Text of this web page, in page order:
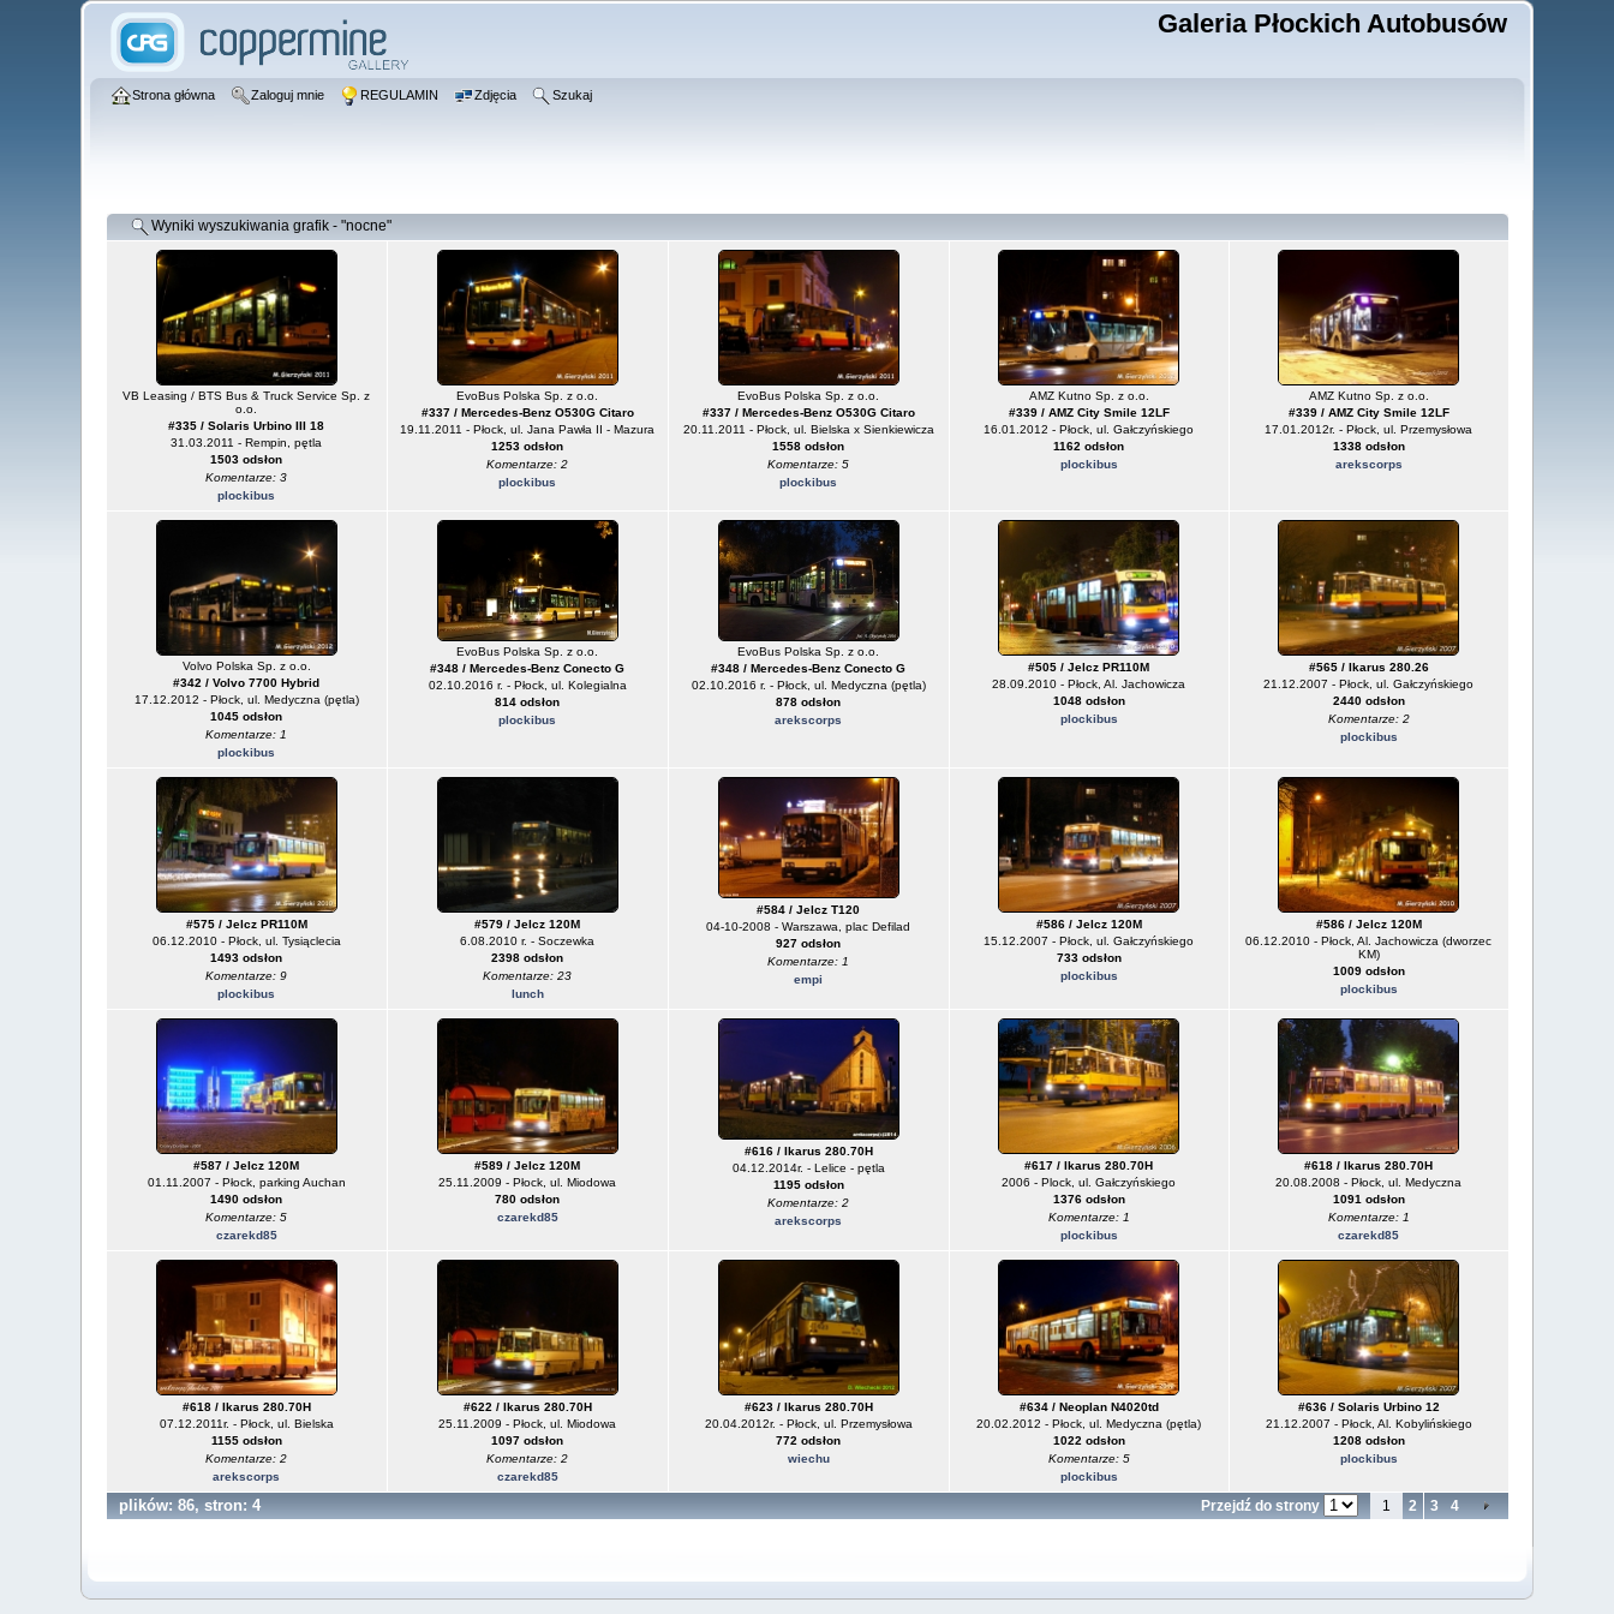
Galeria Płockich Autobusów
Strona główna Zaloguj mnie REGULAMIN Zdjęcia Szukaj
Wyniki wyszukiwania grafik - "nocne"
VB Leasing / BTS Bus & Truck Service Sp. z
o.o.
#335 / Solaris Urbino III 18
31.03.2011 - Rempin, pętla
1503 odsłon
Komentarze: 3
plockibus
EvoBus Polska Sp. z o.o.
#337 / Mercedes-Benz O530G Citaro
19.11.2011 - Płock, ul. Jana Pawła II - Mazura
1253 odsłon
Komentarze: 2
plockibus
EvoBus Polska Sp. z o.o.
#337 / Mercedes-Benz O530G Citaro
20.11.2011 - Płock, ul. Bielska x Sienkiewicza
1558 odsłon
Komentarze: 5
plockibus
AMZ Kutno Sp. z o.o.
#339 / AMZ City Smile 12LF
16.01.2012 - Płock, ul. Gałczyńskiego
1162 odsłon
plockibus
AMZ Kutno Sp. z o.o.
#339 / AMZ City Smile 12LF
17.01.2012r. - Płock, ul. Przemysłowa
1338 odsłon
arekscorps
Volvo Polska Sp. z o.o.
#342 / Volvo 7700 Hybrid
17.12.2012 - Płock, ul. Medyczna (pętla)
1045 odsłon
Komentarze: 1
plockibus
EvoBus Polska Sp. z o.o.
#348 / Mercedes-Benz Conecto G
02.10.2016 r. - Płock, ul. Kolegialna
814 odsłon
plockibus
EvoBus Polska Sp. z o.o.
#348 / Mercedes-Benz Conecto G
02.10.2016 r. - Płock, ul. Medyczna (pętla)
878 odsłon
arekscorps
#505 / Jelcz PR110M
28.09.2010 - Płock, Al. Jachowicza
1048 odsłon
plockibus
#565 / Ikarus 280.26
21.12.2007 - Płock, ul. Gałczyńskiego
2440 odsłon
Komentarze: 2
plockibus
#575 / Jelcz PR110M
06.12.2010 - Płock, ul. Tysiąclecia
1493 odsłon
Komentarze: 9
plockibus
#579 / Jelcz 120M
6.08.2010 r. - Soczewka
2398 odsłon
Komentarze: 23
lunch
#584 / Jelcz T120
04-10-2008 - Warszawa, plac Defilad
927 odsłon
Komentarze: 1
empi
#586 / Jelcz 120M
15.12.2007 - Płock, ul. Gałczyńskiego
733 odsłon
plockibus
#586 / Jelcz 120M
06.12.2010 - Płock, Al. Jachowicza (dworzec
KM)
1009 odsłon
plockibus
#587 / Jelcz 120M
01.11.2007 - Płock, parking Auchan
1490 odsłon
Komentarze: 5
czarekd85
#589 / Jelcz 120M
25.11.2009 - Płock, ul. Miodowa
780 odsłon
czarekd85
#616 / Ikarus 280.70H
04.12.2014r. - Lelice - pętla
1195 odsłon
Komentarze: 2
arekscorps
#617 / Ikarus 280.70H
2006 - Plock, ul. Gałczyńskiego
1376 odsłon
Komentarze: 1
plockibus
#618 / Ikarus 280.70H
20.08.2008 - Płock, ul. Medyczna
1091 odsłon
Komentarze: 1
czarekd85
#618 / Ikarus 280.70H
07.12.2011r. - Płock, ul. Bielska
1155 odsłon
Komentarze: 2
arekscorps
#622 / Ikarus 280.70H
25.11.2009 - Płock, ul. Miodowa
1097 odsłon
Komentarze: 2
czarekd85
#623 / Ikarus 280.70H
20.04.2012r. - Płock, ul. Przemysłowa
772 odsłon
wiechu
#634 / Neoplan N4020td
20.02.2012 - Płock, ul. Medyczna (pętla)
1022 odsłon
Komentarze: 5
plockibus
#636 / Solaris Urbino 12
21.12.2007 - Płock, Al. Kobylińskiego
1208 odsłon
plockibus
plików: 86, stron: 4 Przejdź do strony 1 2 3 4